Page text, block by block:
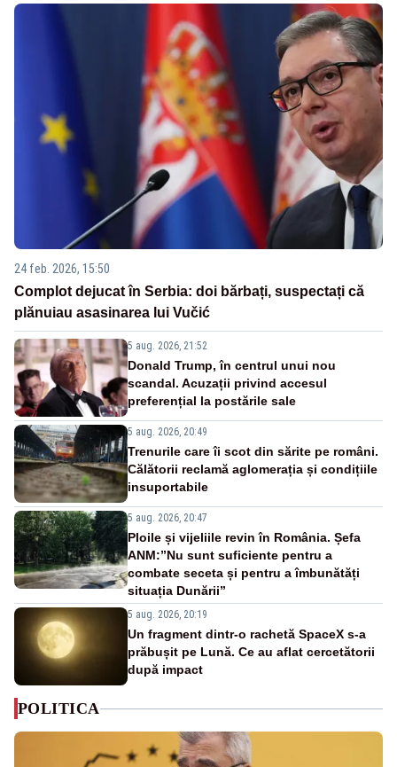
24 feb. 2026, 15:50
Complot dejucat în Serbia: doi bărbați, suspectați că
plănuiau asasinarea lui Vučić
5 aug. 2026, 21:52
Donald Trump, în centrul unui nou
scandal. Acuzații privind accesul
preferențial la postările sale
5 aug. 2026, 20:49
Trenurile care îi scot din sărite pe români.
Călătorii reclamă aglomerația și condițiile
insuportabile
5 aug. 2026, 20:47
Ploile și vijeliile revin în România. Șefa
ANM:”Nu sunt suficiente pentru a
combate seceta și pentru a îmbunătăți
situația Dunării”
5 aug. 2026, 20:19
Un fragment dintr-o rachetă SpaceX s-a
prăbușit pe Lună. Ce au aflat cercetătorii
după impact
POLITICA